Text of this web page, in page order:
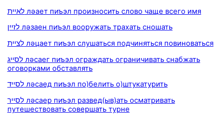
לאיית ләает пиъэл произносить слово чаще всего имя
לזיין ләзаен пиъэл вооружать трахать сношать
לציית ләцает пиъэл слушаться подчиняться повиноваться
לסייג ләсаег пиъэл ограждать ограничивать снабжать
оговорками обставлять
לסייד ләсаед пиъэл по)белить о)штукатурить
לסייר ләсаер пиъэл развед(ыв)ать осматривать
путешествовать совершать турне